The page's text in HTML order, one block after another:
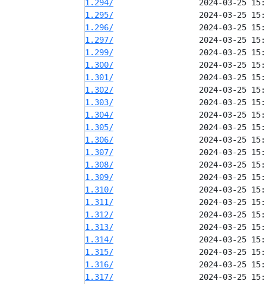
1.294/
1.295/
1.296/
1.297/
1.299/
1.300/
1.301/
1.302/
1.303/
1.304/
1.305/
1.306/
1.307/
1.308/
1.309/
1.310/
1.311/
1.312/
1.313/
1.314/
1.315/
1.316/
1.317/